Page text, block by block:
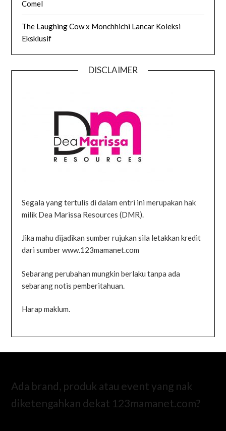
Comel
The Laughing Cow x Monchhichi Lancar Koleksi
Eksklusif
DISCLAIMER
Segala yang tertulis di dalam entri ini merupakan hak
milik Dea Marissa Resources (DMR).
Jika mahu dijadikan sumber rujukan sila letakkan kredit
dari sumber www.123mamanet.com
Sebarang perubahan mungkin berlaku tanpa ada
sebarang notis pemberitahuan.
Harap maklum.
Ada brand, produk atau event yang nak
diketengahkan dekat 123mamanet.com?